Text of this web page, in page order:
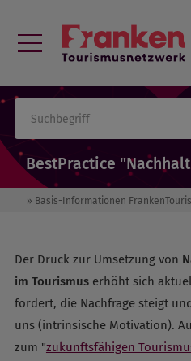
BestPractice
» Basis-Informationen
Der Druck zur Umsetzung von
im Tourismuserhöht sich
fordert, die Nachfrage steigt
uns (intrinsische Motivation).
zum "zukunftsfähigen